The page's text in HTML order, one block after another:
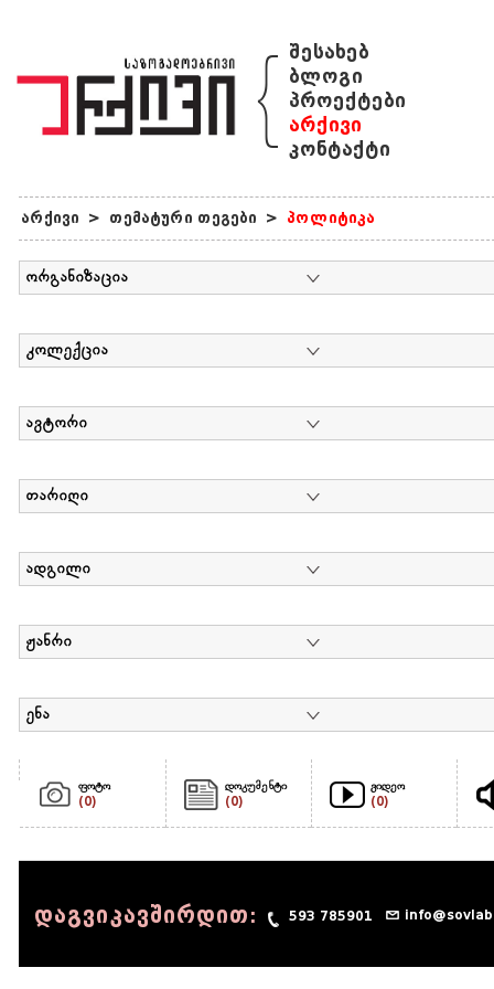
{ შესახებ
ბლოგი
პროექტები
არქივი
კონტაქტი
არქივი > თემატური თეგები > პოლიტიკა
ორგანიზაცია
კოლექცია
ავტორი
თარიღი
ადგილი
ჟანრი
ენა
ფოტო
(0)
დოკუმენტი
(0)
ვიდეო
(0)
დაგვიკავშირდით: 593 785901